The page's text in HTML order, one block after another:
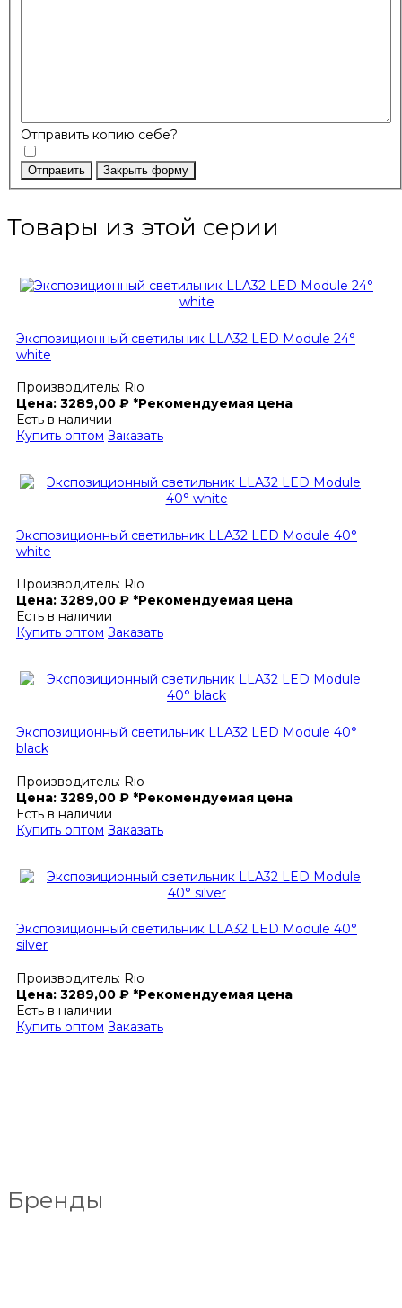
Отправить копию себе?
Отправить Закрыть форму
Товары из этой серии
Экспозиционный светильник LLA32 LED Module 24°
white
Производитель: Rio
Цена: 3289,00 ₽ *Рекомендуемая цена
Есть в наличии
Купить оптом Заказать
Экспозиционный светильник LLA32 LED Module 40°
white
Производитель: Rio
Цена: 3289,00 ₽ *Рекомендуемая цена
Есть в наличии
Купить оптом Заказать
Экспозиционный светильник LLA32 LED Module 40°
black
Производитель: Rio
Цена: 3289,00 ₽ *Рекомендуемая цена
Есть в наличии
Купить оптом Заказать
Экспозиционный светильник LLA32 LED Module 40°
silver
Производитель: Rio
Цена: 3289,00 ₽ *Рекомендуемая цена
Есть в наличии
Купить оптом Заказать
Бренды